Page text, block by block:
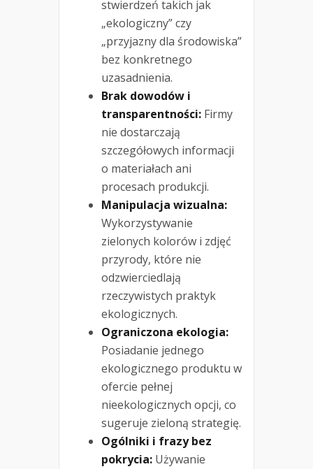
stwierdzeń takich jak
„ekologiczny” czy
„przyjazny dla środowiska”
bez konkretnego
uzasadnienia.
Brak dowodów i
transparentności: Firmy
nie dostarczają
szczegółowych informacji
o materiałach ani
procesach produkcji.
Manipulacja wizualna:
Wykorzystywanie
zielonych kolorów i zdjęć
przyrody, które nie
odzwierciedlają
rzeczywistych praktyk
ekologicznych.
Ograniczona ekologia:
Posiadanie jednego
ekologicznego produktu w
ofercie pełnej
nieekologicznych opcji, co
sugeruje zieloną strategię.
Ogólniki i frazy bez
pokrycia: Używanie